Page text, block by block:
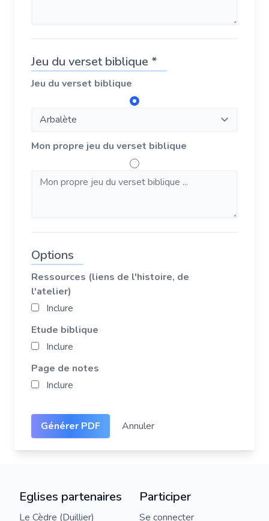
Jeu du verset biblique *
Jeu du verset biblique
Mon propre jeu du verset biblique
Options
Ressources (liens de l'histoire, de
l'atelier)
Inclure
Etude biblique
Inclure
Page de notes
Inclure
Générer PDF Annuler
Eglises partenaires
Le Cèdre (Duillier)
Participer
Se connecter